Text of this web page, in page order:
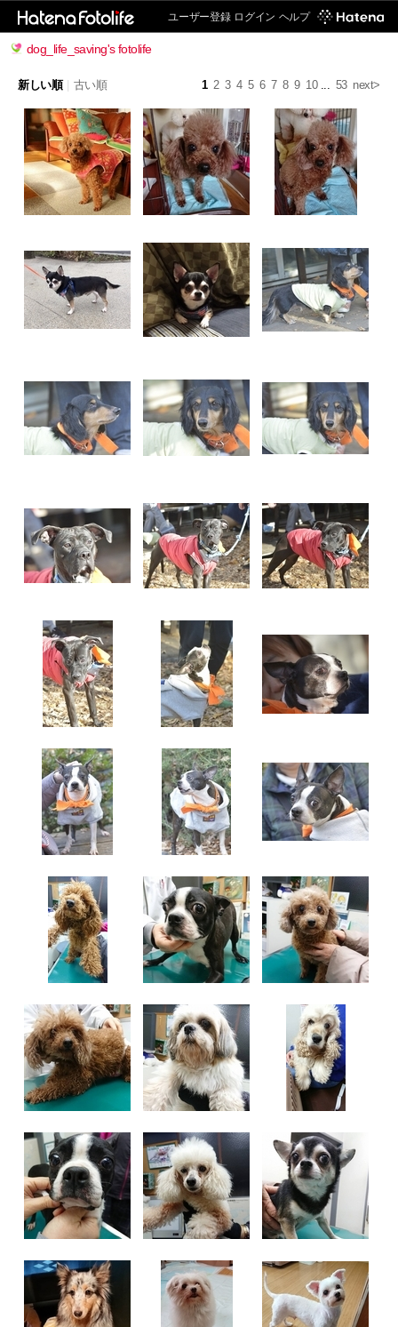
ユーザー登録 ログイン ヘルプ
dog_life_saving's fotolife
1 2 3 4 5 6 7 8 9 10... 53 next>
新しい順 古い順